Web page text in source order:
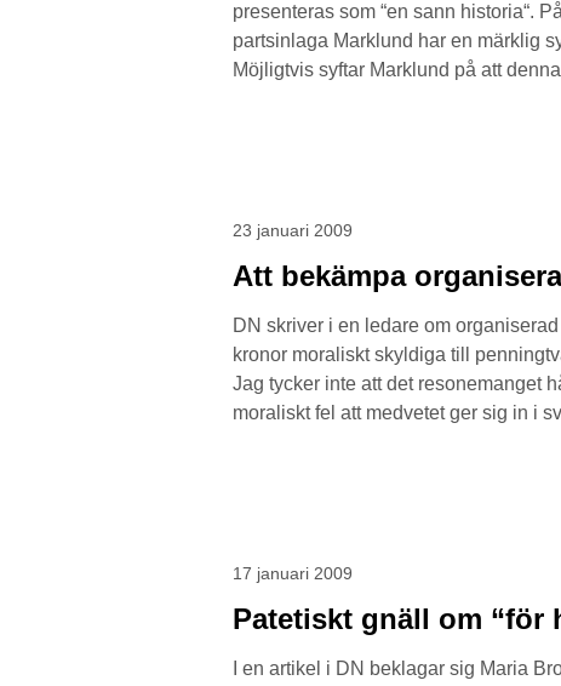
presenteras som “en sann historia“.
partsinlaga Marklund har en märklig
Möjligtvis syftar Marklund på att
23 januari 2009
Att bekämpa
DN skriver i en ledare om
kronor moraliskt skyldiga till
Jag tycker inte att det resonemanget
moraliskt fel att medvetet ger sig in i
17 januari 2009
Patetiskt gnäll om “för
I en artikel i DN beklagar sig Maria